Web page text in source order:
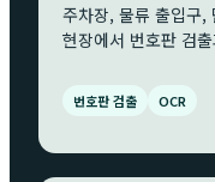
주차장, 물류 출입구,
현장에서 번호판 검
번호판 검출 OCR